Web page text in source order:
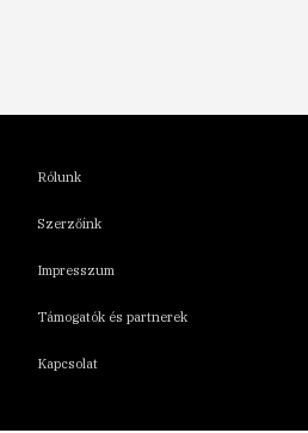
Rólunk
Szerzőink
Impresszum
Támogatók és partnerek
Kapcsolat